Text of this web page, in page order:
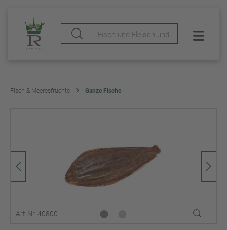
Fisch & Meeresfrüchte Ganze Fische
Art-Nr. 40800